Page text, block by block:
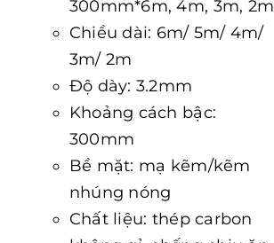
300mm*6m, 4m, 3m, 2m
Chiều dài: 6m/ 5m/ 4m/
3m/ 2m
Độ dày: 3.2mm
Khoảng cách bậc:
300mm
Bề mặt: mạ kẽm/kẽm
nhúng nóng
Chất liệu: thép carbon